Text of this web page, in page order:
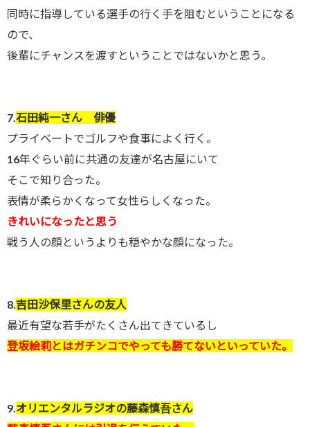
同時に指導している選手の行く手を阻むということになる
ので、
後輩にチャンスを渡すということではないかと思う。
7.石田純一さん 俳優
プライベートでゴルフや食事によく行く。
16年ぐらい前に共通の友達が名古屋にいて
そこで知り合った。
表情が柔らかくなって女性らしくなった。
きれいになったと思う
戦う人の顔というよりも穏やかな顔になった。
8.吉田沙保里さんの友人
最近有望な若手がたくさん出てきているし
登坂絵莉とはガチンコでやっても勝てないといっていた。
9.オリエンタルラジオの藤森慎吾さん